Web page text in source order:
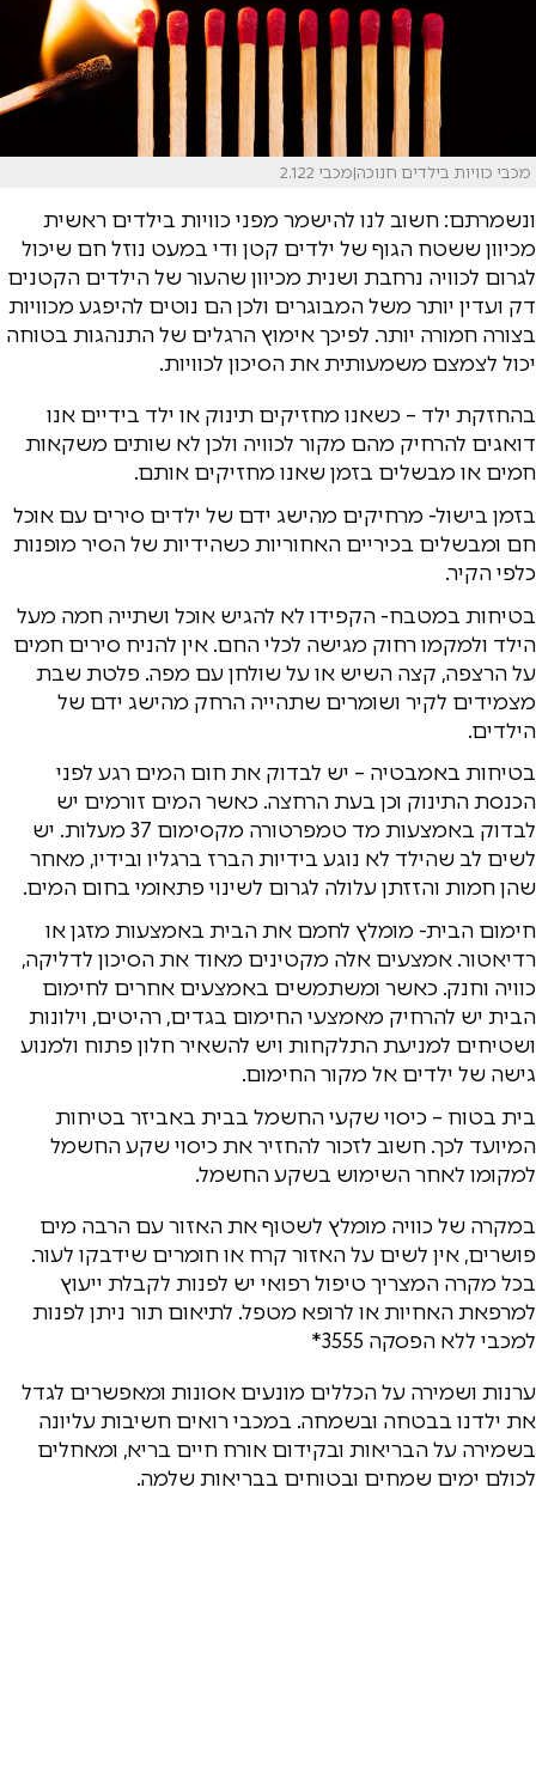
מכבי כוויות בילדים חנוכה|מכבי 2.1.22
ונשמרתם: חשוב לנו להישמר מפני כוויות בילדים ראשית
מכיוון ששטח הגוף של ילדים קטן ודי במעט נוזל חם שיכול
לגרום לכוויה נרחבת ושנית מכיוון שהעור של הילדים הקטנים
דק ועדין יותר משל המבוגרים ולכן הם נוטים להיפגע מכוויות
בצורה חמורה יותר. לפיכך אימוץ הרגלים של התנהגות בטוחה
יכול לצמצם משמעותית את הסיכון לכוויות.
בהחזקת ילד – כשאנו מחזיקים תינוק או ילד בידיים אנו
דואגים להרחיק מהם מקור לכוויה ולכן לא שותים משקאות
חמים או מבשלים בזמן שאנו מחזיקים אותם.
בזמן בישול- מרחיקים מהישג ידם של ילדים סירים עם אוכל
חם ומבשלים בכיריים האחוריות כשהידיות של הסיר מופנות
כלפי הקיר.
בטיחות במטבח- הקפידו לא להגיש אוכל ושתייה חמה מעל
הילד ולמקמו רחוק מגישה לכלי החם. אין להניח סירים חמים
על הרצפה, קצה השיש או על שולחן עם מפה. פלטת שבת
מצמידים לקיר ושומרים שתהייה הרחק מהישג ידם של
הילדים.
בטיחות באמבטיה – יש לבדוק את חום המים רגע לפני
הכנסת התינוק וכן בעת הרחצה. כאשר המים זורמים יש
לבדוק באמצעות מד טמפרטורה מקסימום 37 מעלות. יש
לשים לב שהילד לא נוגע בידיות הברז ברגליו ובידיו, מאחר
שהן חמות והזזתן עלולה לגרום לשינוי פתאומי בחום המים.
חימום הבית- מומלץ לחמם את הבית באמצעות מזגן או
רדיאטור. אמצעים אלה מקטינים מאוד את הסיכון לדליקה,
כוויה וחנק. כאשר ומשתמשים באמצעים אחרים לחימום
הבית יש להרחיק מאמצעי החימום בגדים, רהיטים, וילונות
ושטיחים למניעת התלקחות ויש להשאיר חלון פתוח ולמנוע
גישה של ילדים אל מקור החימום.
בית בטוח – כיסוי שקעי החשמל בבית באביזר בטיחות
המיועד לכך. חשוב לזכור להחזיר את כיסוי שקע החשמל
למקומו לאחר השימוש בשקע החשמל.
במקרה של כוויה מומלץ לשטוף את האזור עם הרבה מים
פושרים, אין לשים על האזור קרח או חומרים שידבקו לעור.
בכל מקרה המצריך טיפול רפואי יש לפנות לקבלת ייעוץ
למרפאת האחיות או לרופא מטפל. לתיאום תור ניתן לפנות
למכבי ללא הפסקה 3555*
ערנות ושמירה על הכללים מונעים אסונות ומאפשרים לגדל
את ילדנו בבטחה ובשמחה. במכבי רואים חשיבות עליונה
בשמירה על הבריאות ובקידום אורח חיים בריא, ומאחלים
לכולם ימים שמחים ובטוחים בבריאות שלמה.